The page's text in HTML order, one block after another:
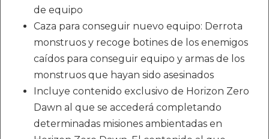
de equipo
Caza para conseguir nuevo equipo: Derrota
monstruos y recoge botines de los enemigos
caídos para conseguir equipo y armas de los
monstruos que hayan sido asesinados
Incluye contenido exclusivo de Horizon Zero
Dawn al que se accederá completando
determinadas misiones ambientadas en